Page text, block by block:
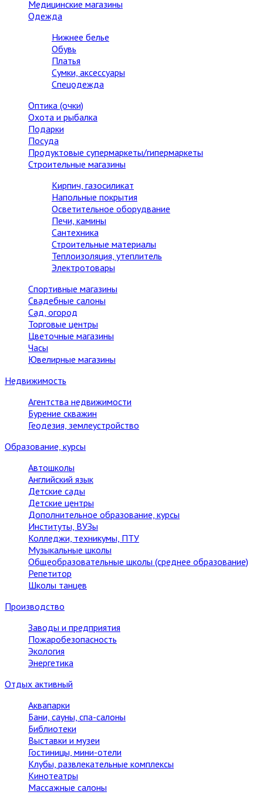
Медицинские магазины
Одежда
Нижнее белье
Обувь
Платья
Сумки, аксессуары
Спецодежда
Оптика (очки)
Охота и рыбалка
Подарки
Посуда
Продуктовые супермаркеты/гипермаркеты
Строительные магазины
Кирпич, газосиликат
Напольные покрытия
Осветительное оборудвание
Печи, камины
Сантехника
Строительные материалы
Теплоизоляция, утеплитель
Электротовары
Спортивные магазины
Свадебные салоны
Сад, огород
Торговые центры
Цветочные магазины
Часы
Ювелирные магазины
Недвижимость
Агентства недвижимости
Бурение скважин
Геодезия, землеустройство
Образование, курсы
Автошколы
Английский язык
Детские сады
Детские центры
Дополнительное образование, курсы
Институты, ВУЗы
Колледжи, техникумы, ПТУ
Музыкальные школы
Общеобразовательные школы (среднее образование)
Репетитор
Школы танцев
Производство
Заводы и предприятия
Пожаробезопасность
Экология
Энергетика
Отдых активный
Аквапарки
Бани, сауны, спа-салоны
Библиотеки
Выставки и музеи
Гостиницы, мини-отели
Клубы, развлекательные комплексы
Кинотеатры
Массажные салоны